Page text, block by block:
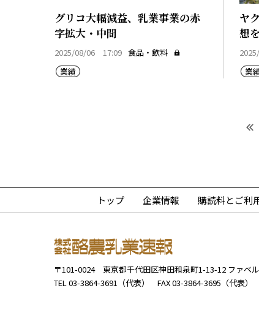
グリコ大幅減益、乳業事業の赤
字拡大・中間
2025/08/06 17:09 食品・飲料
業績
ヤ
想
業
トップ 企業情報 購読料とご利
〒101-0024 東京都千代田区神田和泉町1-13-12 ファベ
TEL 03-3864-3691（代表）
FAX 03-3864-3695（代表）